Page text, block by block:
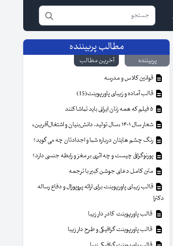
مطالب پربیننده
پربیننده
آخرین مطالب
قوانین کلاس و مدرسه
قالب آماده و زیبای پاورپوینت(15)
شعار سال ۱۴۰۱ «سال تولید، دانش‌بنیان و اشتغال‌آفرین»
رنگ چشم هایتان درباره شما و اجدادتان چه می گوید؟
پورنوگرافی چیست و چه اثری بر مغز و رابطه جنسی دارد؟
متن کامل دعای جوشن کبیر با ترجمه
قالب زیبای پاورپوینت برای ارائه پروپوزال و دفاع رساله
دکترا
قالب پاورپوینت کادر دار زیبا
قالب پاورپوینت گرافیکی و طرح دار زیبا